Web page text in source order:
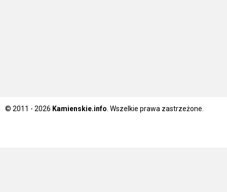
© 2011 - 2026 Kamienskie.info . Wszelkie prawa zastrzeżone.